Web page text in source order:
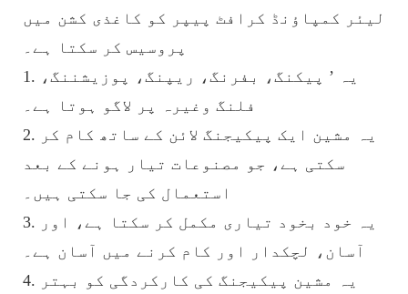
لیئر کمپاؤنڈ کرافٹ پیپر کو کاغذی کشن میں
پروسیس کر سکتا ہے۔
1. یہ ’ پیکنگ، بفرنگ، ریپنگ، پوزیشننگ،
فلنگ وغیرہ پر لاگو ہوتا ہے۔
2. یہ مشین ایک پیکیجنگ لائن کے ساتھ کام کر
سکتی ہے، جو مصنوعات تیار ہونے کے بعد
استعمال کی جا سکتی ہیں۔
3. یہ خود بخود تیاری مکمل کر سکتا ہے، اور
آسان، لچکدار اور کام کرنے میں آسان ہے۔
4. یہ مشین پیکیجنگ کی کارکردگی کو بہتر